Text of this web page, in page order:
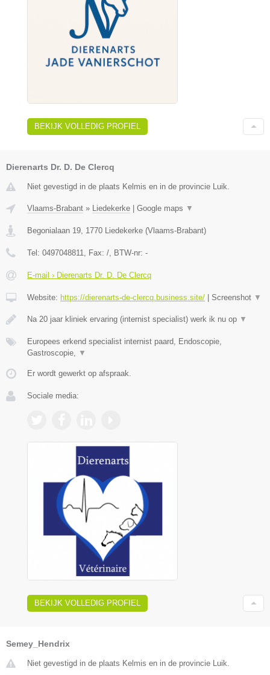
BEKIJK VOLLEDIG PROFIEL
Dierenarts Dr. D. De Clercq
Niet gevestigd in de plaats Kelmis en in de provincie Luik.
Vlaams-Brabant » Liedekerke Google maps ▼
Begonialaan 19, 1770 Liedekerke (Vlaams-Brabant)
Tel: 0497048811, Fax: /, BTW-nr: -
E-mail › Dierenarts Dr. D. De Clercq
Website: https://dierenarts-de-clercq.business.site/ Screenshot ▼
Na 20 jaar kliniek ervaring (internist specialist) werk ik nu op ▼
Europees erkend specialist internist paard, Endoscopie,
Gastroscopie, ▼
Er wordt gewerkt op afspraak.
Sociale media:
BEKIJK VOLLEDIG PROFIEL
Semey_Hendrix
Niet gevestigd in de plaats Kelmis en in de provincie Luik.